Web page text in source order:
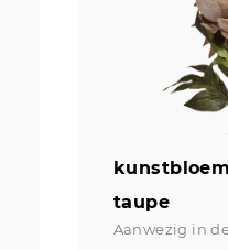
taupe
Aanwezig in